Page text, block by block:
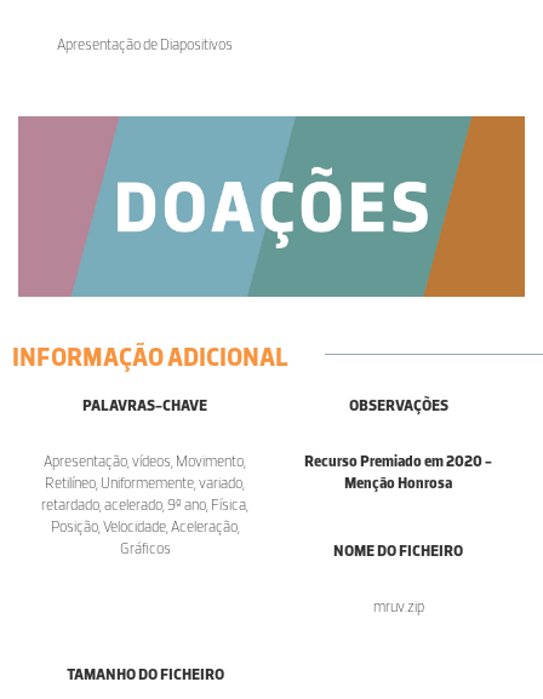
Apresentação de Diapositivos
INFORMAÇÃO ADICIONAL
PALAVRAS-CHAVE
Apresentação, vídeos, Movimento,
Retilíneo, Uniformemente, variado,
retardado, acelerado, 9º ano, Física,
Posição, Velocidade, Aceleração,
Gráficos
OBSERVAÇÕES
Recurso Premiado em 2020 -
Menção Honrosa
NOME DO FICHEIRO
mruv.zip
TAMANHO DO FICHEIRO